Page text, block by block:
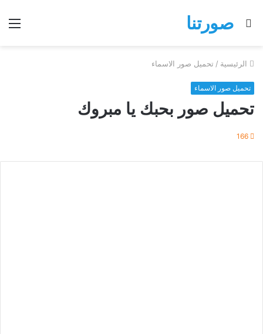
صورتنا
بحث
الرئيسية / تحميل صور الاسماء
تحميل صور الاسماء
تحميل صور بحبك يا مبروك
166